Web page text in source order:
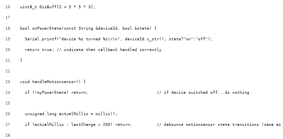
uint8_t DisBuff[2 + 5 * 5 * 3];
bool onPowerState(const String &deviceId, bool &state) {
  Serial.printf("device %s turned %s\r\n", deviceId.c_str(), state?"on":"off");
  return true; // indicate that callback handled correctly
}
void handleMotionsensor() {
  if (!myPowerState) return;                            // if device switched off...do nothing
  unsigned long actualMillis = millis();
if (actualMillis - lastChange < 250) return;          // debounce motionsensor state transitions (same as